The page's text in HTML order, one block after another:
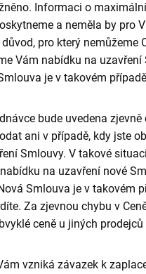
Informaci o
a neměla by pro
pro který nemůžeme
Vám nabídku na uzavření
je v takovém
bude uvedena zjevně
ani v případě, kdy jste
Smlouvy. V takové
na uzavření nové
Smlouva je v takovém
Za zjevnou chybu v
ceně u jiných
vzniká závazek k